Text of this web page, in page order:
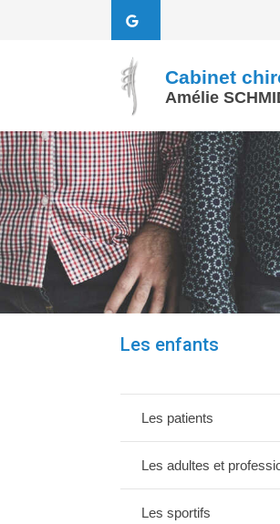
Cabinet
Amélie
Les enfants
Les patients
Les adultes et
Les sportifs